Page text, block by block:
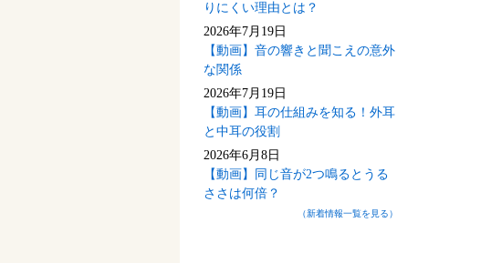
りにくい理由とは？
2026年7月19日
【動画】音の響きと聞こえの意外
な関係
2026年7月19日
【動画】耳の仕組みを知る！外耳
と中耳の役割
2026年6月8日
【動画】同じ音が2つ鳴るとうる
ささは何倍？
（新着情報一覧を見る）